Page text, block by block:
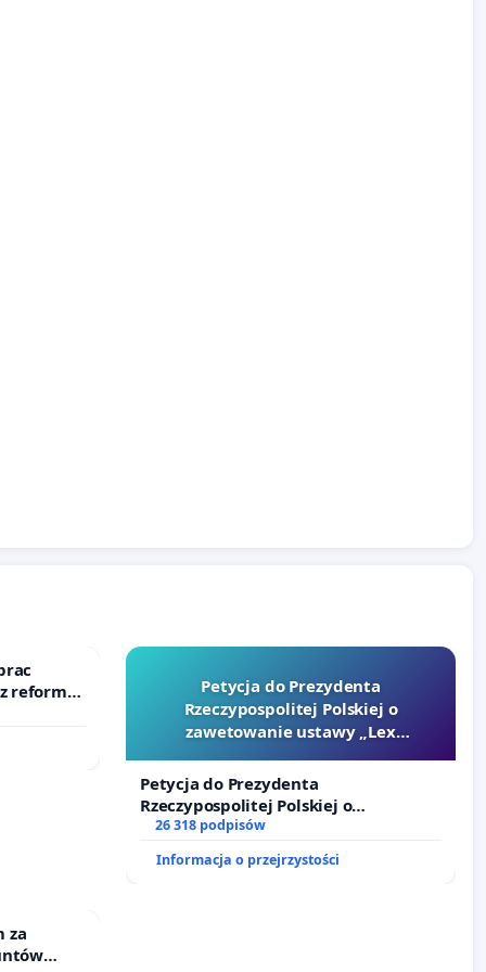
reformą
Petycja do Prezydenta
Rzeczypospolitej Polskiej o
zawetowanie ustawy „Lex
Petycja do Prezydenta
Rzeczypospolitej Polskiej o
zawetowanie ustawy „Lex Szarlatan”
26 318 podpisów
Informacja o przejrzystości
za